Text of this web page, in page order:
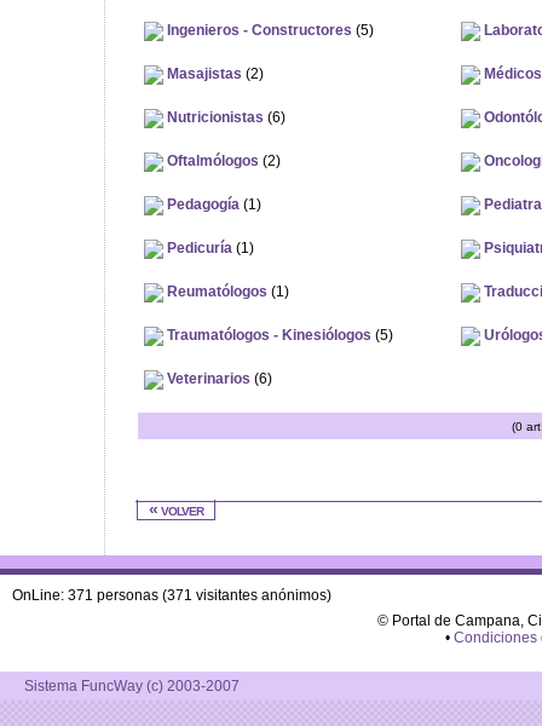
Ingenieros - Constructores (5)
Masajistas (2)
Nutricionistas (6)
Oftalmólogos (2)
Pedagogía(1)
Pedicuría(1)
Reumatólogos (1)
Traumatólogos - Kinesiólogos (5)
Veterinarios (6)
(0
« volver
OnLine: 371 personas (371 visitantes anónimos)
© Portal de Campana,
• Condiciones
Sistema FuncWay (c) 2003-2007